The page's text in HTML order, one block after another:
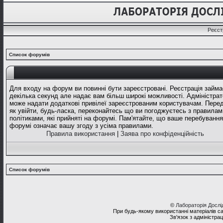
Список форумів
Для входу на форум ви повинні бути зареєстровані. Реєстрація
декілька секунд але надає вам більш широкі можливості.
може надати додаткові привілеї зареєстрованим користувачам.
як увійти, будь-ласка, переконайтесь що ви погоджуєтесь з
політиками, які прийняті на форумі. Пам'ятайте, що ваше
форумі означає вашу згоду з усіма правилами.
Правила використання
Заява про конфіденційність
Список форумів
© Лабораторія
При будь-якому використанні матеріалів
Зв'язок з